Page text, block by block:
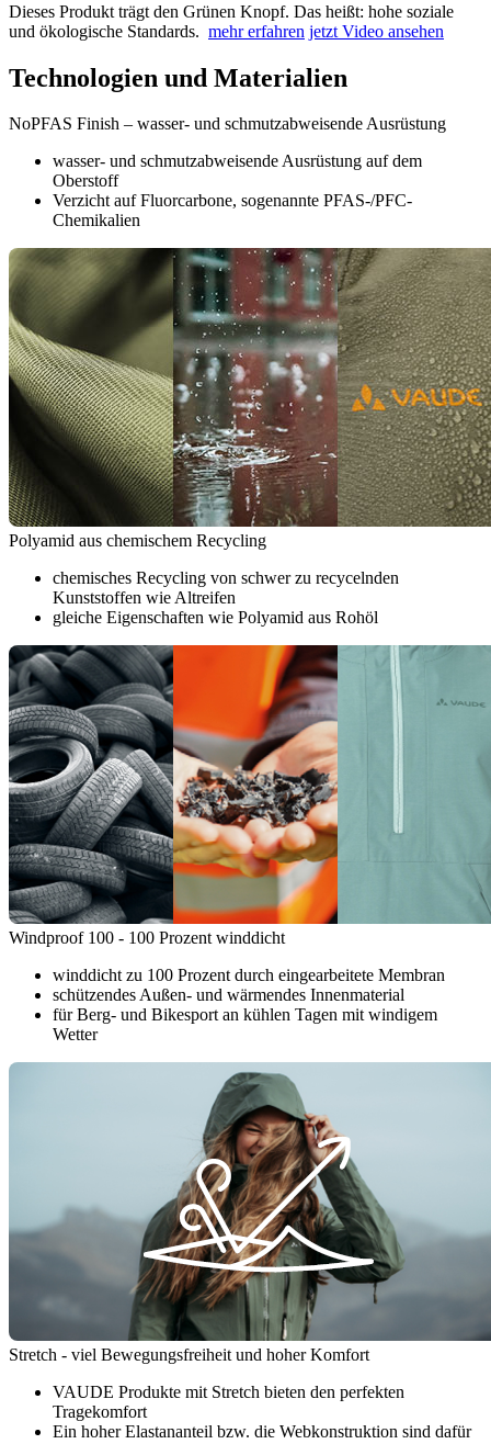
Dieses Produkt trägt den Grünen Knopf. Das heißt: hohe soziale
und ökologische Standards. mehr erfahren jetzt Video ansehen
Technologien und Materialien
NoPFAS Finish – wasser- und schmutzabweisende Ausrüstung
wasser- und schmutzabweisende Ausrüstung auf dem
Oberstoff
Verzicht auf Fluorcarbone, sogenannte PFAS-/PFC-
Chemikalien
Polyamid aus chemischem Recycling
chemisches Recycling von schwer zu recycelnden
Kunststoffen wie Altreifen
gleiche Eigenschaften wie Polyamid aus Rohöl
Windproof 100 - 100 Prozent winddicht
winddicht zu 100 Prozent durch eingearbeitete Membran
schützendes Außen- und wärmendes Innenmaterial
für Berg- und Bikesport an kühlen Tagen mit windigem
Wetter
Stretch - viel Bewegungsfreiheit und hoher Komfort
VAUDE Produkte mit Stretch bieten den perfekten
Tragekomfort
Ein hoher Elastananteil bzw. die Webkonstruktion sind dafür